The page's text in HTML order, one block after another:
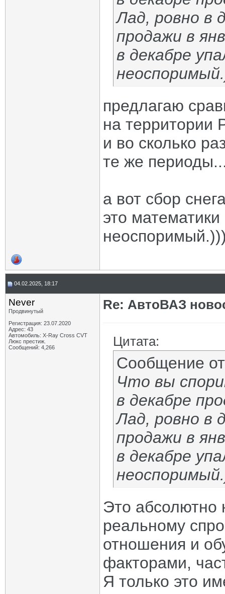
Лад, ровно в
продажи в
в декабре
предлагаю
на территории
и во сколько
те же
а вот сбор
это
04.02.2025, 18:17
Never
Продвинутый
Регистрация: 23.07.2020
Адрес: 43
Автомобиль: X-Ray Cross CVT
Люкс престиж.
Сообщений: 4,266
Re: АвтоВАЗ
Цитата:
Сообщение
Что вы
в декабре
Лад, ровно в
продажи в
в декабре
Это абсолютно
реальному
отношения и
факторами,
Я только это